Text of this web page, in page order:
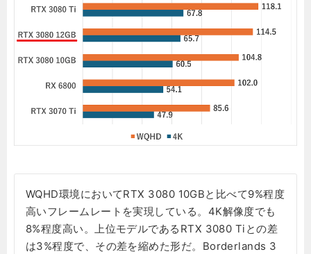
WQHD環境においてRTX 3080 10GBと比べて9%程度
高いフレームレートを実現している。4K解像度でも
8%程度高い。上位モデルであるRTX 3080 Tiとの差
は3%程度で、その差を縮めた形だ。Borderlands 3